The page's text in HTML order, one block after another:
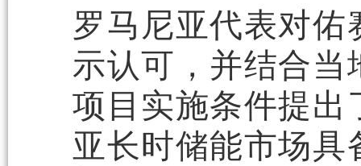
罗马尼亚代表对
示认可，并结合当
项目实施条件提出
亚长时储能市场